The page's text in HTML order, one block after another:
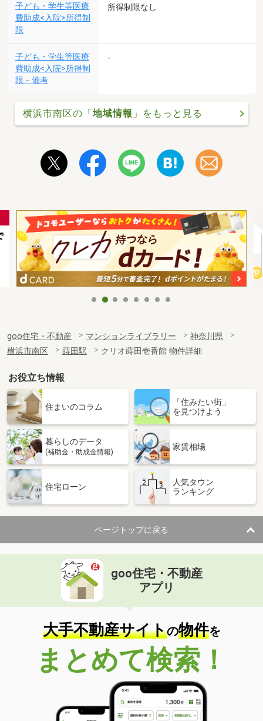
子ども・学生等医療
費助成<入院>所得制
限
所得制限なし
子ども・学生等医療
費助成<入院>所得制
限－備考
-
横浜市南区の「 地域情報 」をもっと見る
goo住宅・不動産 マンションライブラリー
神奈川県
横浜市南区
蒔田駅 クリオ蒔田壱番館 物件詳細
お役立ち情報
住まいのコラム
「住みたい街」
を見つけよう
暮らしのデータ
(補助金・助成金情報)
家賃相場
住宅ローン
人気タウン
ランキング
ページトップに戻る
goo住宅・不動産
アプリ
大手不動産サイトの物件を
まとめて検索！